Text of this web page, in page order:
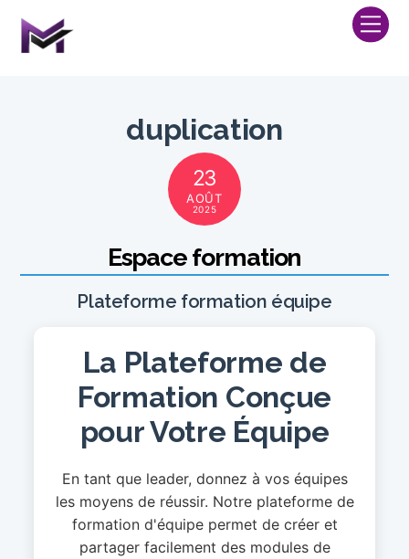
content
duplication
23
AOÛT
2025
Espace formation
Plateforme formation équipe
La Plateforme de
Formation Conçue
pour Votre Équipe
En tant que leader, donnez à vos équipes
les moyens de réussir. Notre plateforme de
formation d'équipe permet de créer et
partager facilement des modules de